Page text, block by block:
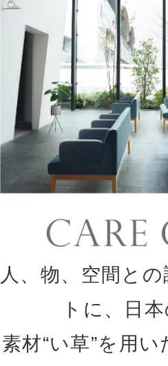
人、物、空間と
トに、日
素材“い草”を用